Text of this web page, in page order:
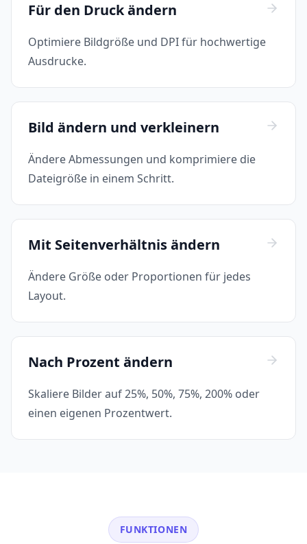
Für den Druck ändern
Optimiere Bildgröße und DPI für hochwertige
Ausdrucke.
Bild ändern und verkleinern
Ändere Abmessungen und komprimiere die
Dateigröße in einem Schritt.
Mit Seitenverhältnis ändern
Ändere Größe oder Proportionen für jedes
Layout.
Nach Prozent ändern
Skaliere Bilder auf 25%, 50%, 75%, 200% oder
einen eigenen Prozentwert.
FUNKTIONEN